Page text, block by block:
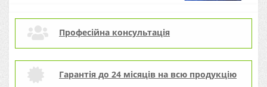
Професійна консультація
Гарантія до 24 місяців на всю продукцію